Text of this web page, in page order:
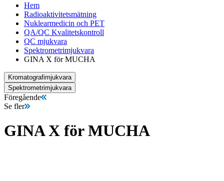
Hem
Radioaktivitetsmätning
Nuklearmedicin och PET
QA/QC Kvalitetskontroll
QC mjukvara
Spektrometrimjukvara
GINA X för MUCHA
Kromatografimjukvara
Spektrometrimjukvara
Föregående
Se fler
GINA X för MUCHA